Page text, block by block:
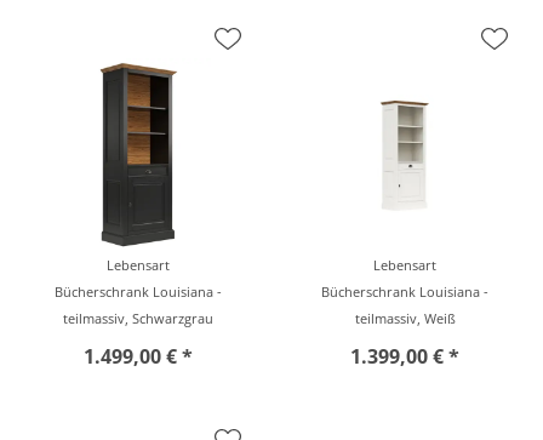
Lebensart
Bücherschrank Louisiana -
teilmassiv, Schwarzgrau
1.499,00 € *
Lebensart
Bücherschrank Louisiana -
teilmassiv, Weiß
1.399,00 € *